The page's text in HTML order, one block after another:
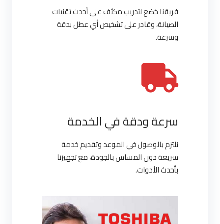
فريقنا خضع لتدريب مكثف على أحدث تقنيات
الصيانة، وقادر على تشخيص أي عطل بدقة
وسرعة.
سرعة ودقة في الخدمة
نلتزم بالوصول في الموعد وتقديم خدمة
سريعة دون المساس بالجودة، مع تجهيزنا
بأحدث الأدوات.